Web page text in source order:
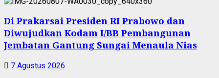
Di Prakarsai Presiden RI Prabowo dan
Diwujudkan Kodam I/BB Pembangunan
Jembatan Gantung Sungai Menaula Nias
7 Agustus 2026